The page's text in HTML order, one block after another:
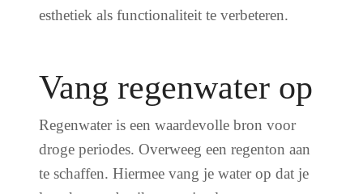
esthetiek als functionaliteit te verbeteren.
Vang regenwater op
Regenwater is een waardevolle bron voor
droge periodes. Overweeg een regenton aan
te schaffen. Hiermee vang je water op dat je